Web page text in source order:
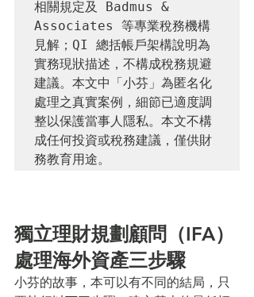
相關規定及 Badmus &
Associates 等專業稅務機構
見解；QI 總括帳戶架構說明為
實務現狀描述，不構成稅務規避
建議。本文中「小芬」為匿名化
處理之真實案例，細節已適度調
整以保護當事人隱私。本文不構
成任何投資或稅務建議，僅供財
務教育用途。
獨立理財規劃顧問（IFA）
處理海外資產三步驟
小芬的故事，本可以有不同的結局，只